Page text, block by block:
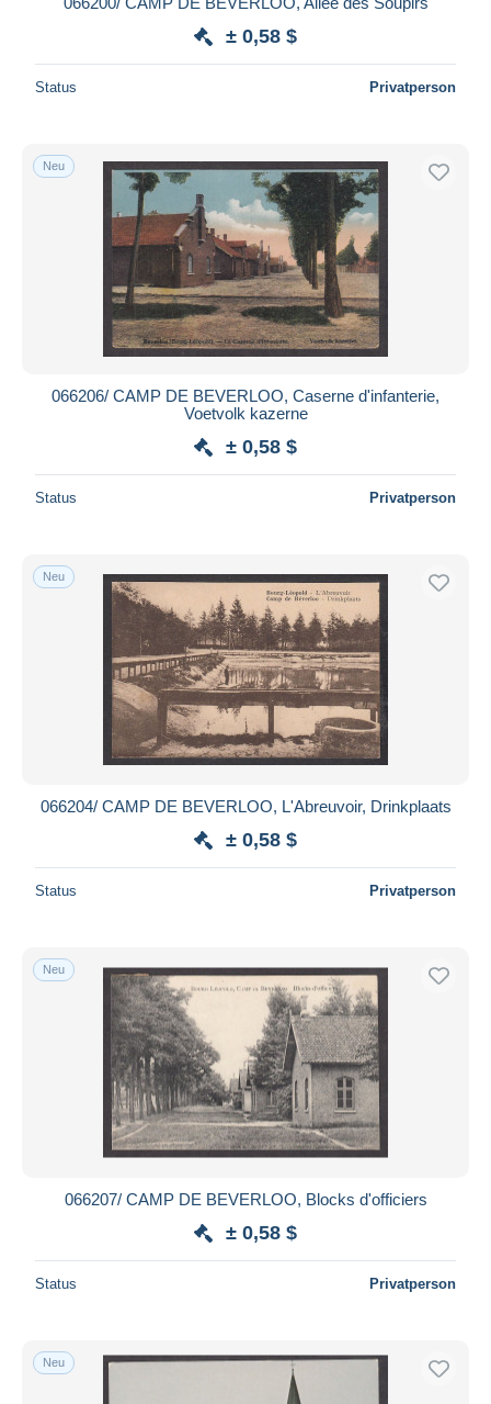
± 0,58 $
Status Privatperson
Neu
066206/ CAMP DE BEVERLOO, Caserne d'infanterie,
Voetvolk kazerne
± 0,58 $
Status Privatperson
Neu
066204/ CAMP DE BEVERLOO, L'Abreuvoir, Drinkplaats
± 0,58 $
Status Privatperson
Neu
066207/ CAMP DE BEVERLOO, Blocks d'officiers
± 0,58 $
Status Privatperson
Neu